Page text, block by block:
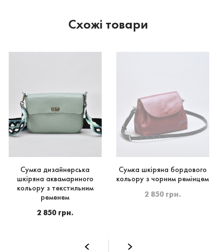
Схожі товари
Сумка дизайнерська
шкіряна аквамариного
кольору з текстильним
ременем
2 850 грн.
Сумка шкіряна бордового
кольору з чорним ремінцем
2 850 грн.